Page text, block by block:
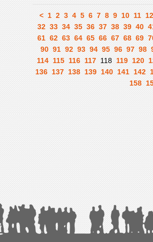
< 1 2 3 4 5 6 7 8 9 10 11 12
32 33 34 35 36 37 38 39 40
61 62 63 64 65 66 67 68 69
90 91 92 93 94 95 96 97 98
114 115 116 117 118 119 120
136 137 138 139 140 141 142
158